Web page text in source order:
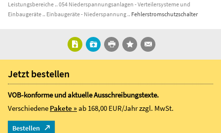
Leistungsbereiche
054 Niederspannungsanlagen - Verteilersysteme und
Einbaugeräte
Einbaugeräte - Niederspannung Fehlerstromschutzschalter
Jetzt bestellen
VOB-konforme und aktuelle Ausschreibungstexte.
Verschiedene Pakete »ab 168,00 EUR/Jahrzzgl. MwSt.
Bestellen